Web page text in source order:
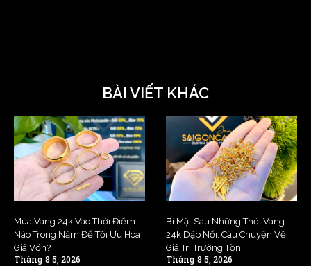
BÀI VIẾT KHÁC
Mua Vàng 24k Vào Thời Điểm
Nào Trong Năm Để Tối Ưu Hóa
Giá Vốn?
Tháng 8 5, 2026
Bí Mật Sau Những Thỏi Vàng
24k Dập Nổi: Câu Chuyện Về
Giá Trị Trường Tồn
Tháng 8 5, 2026